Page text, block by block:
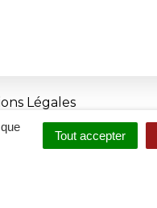
Tout accepter
Légales